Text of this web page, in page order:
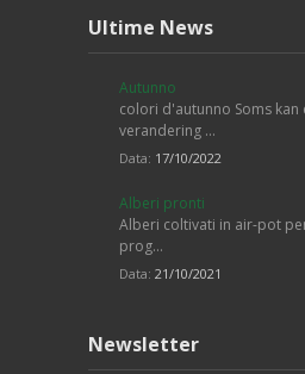
Ultime News
Autunno
colori d'autunno Soms kan
verandering …
Data: 17/10/2022
Alberi pronti
Alberi coltivati in air-pot
prog…
Data: 21/10/2021
Newsletter